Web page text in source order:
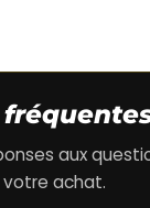
aux
achat.